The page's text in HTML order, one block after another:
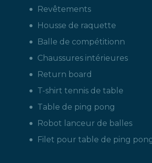
Revêtements
Housse de raquette
Balle de compétitionn
Chaussures intérieures
Return board
T-shirt tennis de table
Table de ping pong
Robot lanceur de balles
Filet pour table de ping